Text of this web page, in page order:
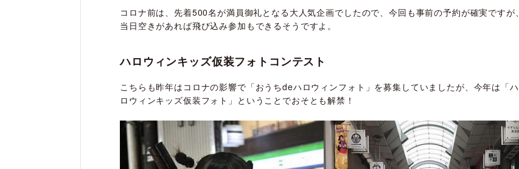
コロナ前は、先着500名が満員御礼となる大人気企画でしたので、今回も事前の予約が確実ですが、
当日空きがあれば飛び込み参加もできるそうですよ。
ハロウィンキッズ仮装フォトコンテスト
こちらも昨年はコロナの影響で「おうちdeハロウィンフォト」を募集していましたが、今年は「ハ
ロウィンキッズ仮装フォト」ということでおそとも解禁！